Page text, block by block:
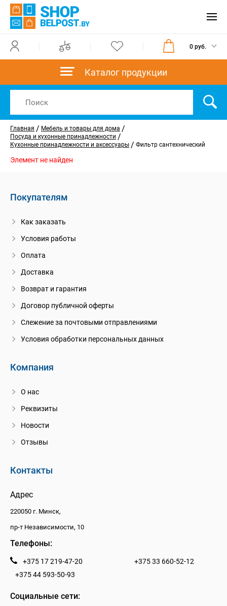
0 руб.
Каталог продукции
Главная / Мебель и товары для дома /
Посуда и кухонные принадлежности /
Кухонные принадлежности и аксессуары / Фильтр сантехнический
Элемент не найден
Покупателям
Как заказать
Условия работы
Оплата
Доставка
Возврат и гарантия
Договор публичной оферты
Слежение за почтовыми отправлениями
Условия обработки персональных данных
Компания
О нас
Реквизиты
Новости
Отзывы
Контакты
Адрес
220050 г. Минск,
пр-т Независимости, 10
Телефоны:
+375 17 219-47-20
+375 33 660-52-12
+375 44 593-50-93
Социальные сети: